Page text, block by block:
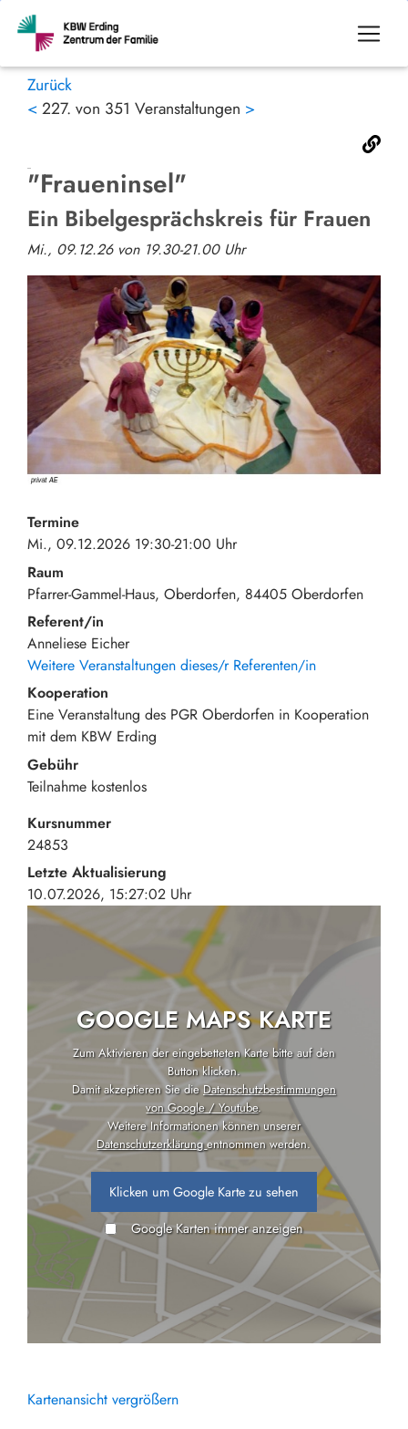
Zurück
< 227. von 351 Veranstaltungen >
"Fraueninsel"
Ein Bibelgesprächskreis für Frauen
Mi., 09.12.26 von 19.30-21.00 Uhr
Termine
Mi., 09.12.2026 19:30-21:00 Uhr
Raum
Pfarrer-Gammel-Haus, Oberdorfen 84405 Oberdorfen
Referent/in
Anneliese Eicher
Weitere Veranstaltungen dieses/r Referenten/in
Kooperation
Eine Veranstaltung des PGR Oberdorfen in Kooperation
mit dem KBW Erding
Gebühr
Teilnahme kostenlos
Kursnummer
24853
Letzte Aktualisierung
10.07.2026, 15:27:02 Uhr
GOOGLE MAPS KARTE
Zum Aktivieren der eingebetteten Karte bitte auf den
Button klicken.
Damit akzeptieren Sie dieDatenschutzbestimmungen
von Google / Youtube.
Weitere Informationen können unserer
Datenschutzerklärungentnommen werden.
Klicken um Google Karte zu sehen
Google Karten immer anzeigen
Kartenansicht vergrößern